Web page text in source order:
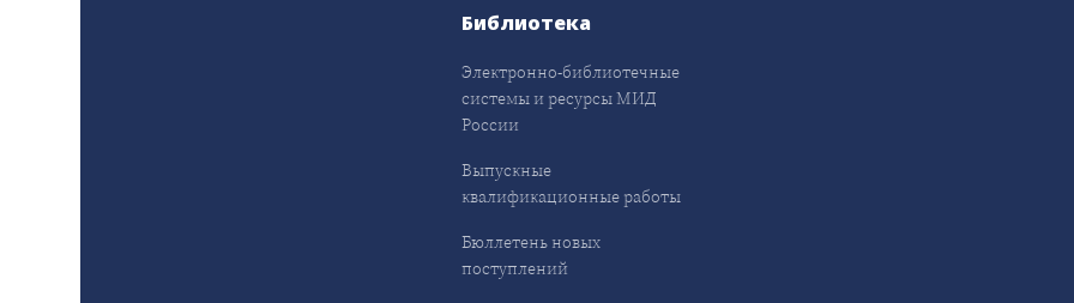
Библиотека
Электронно-библиотечные
системы и ресурсы МИД
России
Выпускные
квалификационные работы
Бюллетень новых
поступлений